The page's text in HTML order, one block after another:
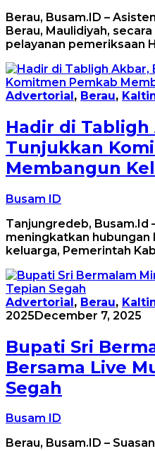
Berau, Busam.ID –
Berau, Maulidiyah,
pelayanan pemeriksaan
Advertorial, Berau,
Hadir di
Tunjukkan
Membangun
Busam ID
Tanjungredeb, Busam.Id
meningkatkan hubungan
keluarga, Pemerintah
Advertorial, Berau,
2025December 7, 2025
Bupati Sri
Bersama Live
Segah
Busam ID
Berau, Busam.ID –